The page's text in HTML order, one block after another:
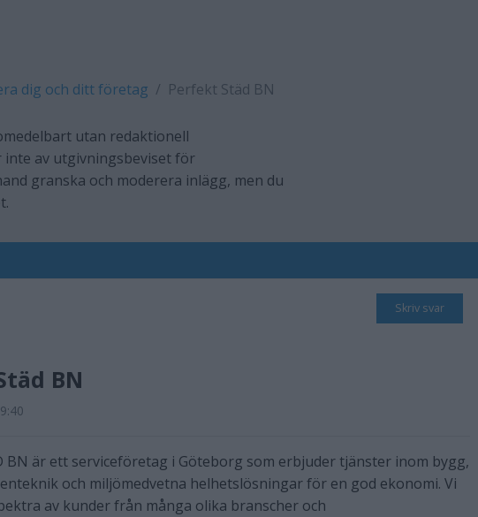
dig och ditt företag Perfekt Städ BN
utan redaktionell
av utgivningsbeviset för
granska och moderera inlägg, men du
Skriv svar
BN
BN är ett serviceföretag i Göteborg som erbjuder tjänster inom bygg,
och miljömedvetna helhetslösningar för en god ekonomi. Vi
av kunder från många olika branscher och